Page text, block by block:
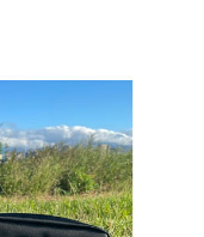
查看運費